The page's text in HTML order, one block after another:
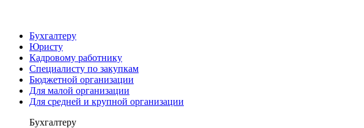
Бухгалтеру
Юристу
Кадровому работнику
Специалисту по закупкам
Бюджетной организации
Для малой организации
Для средней и крупной организации
Бухгалтеру